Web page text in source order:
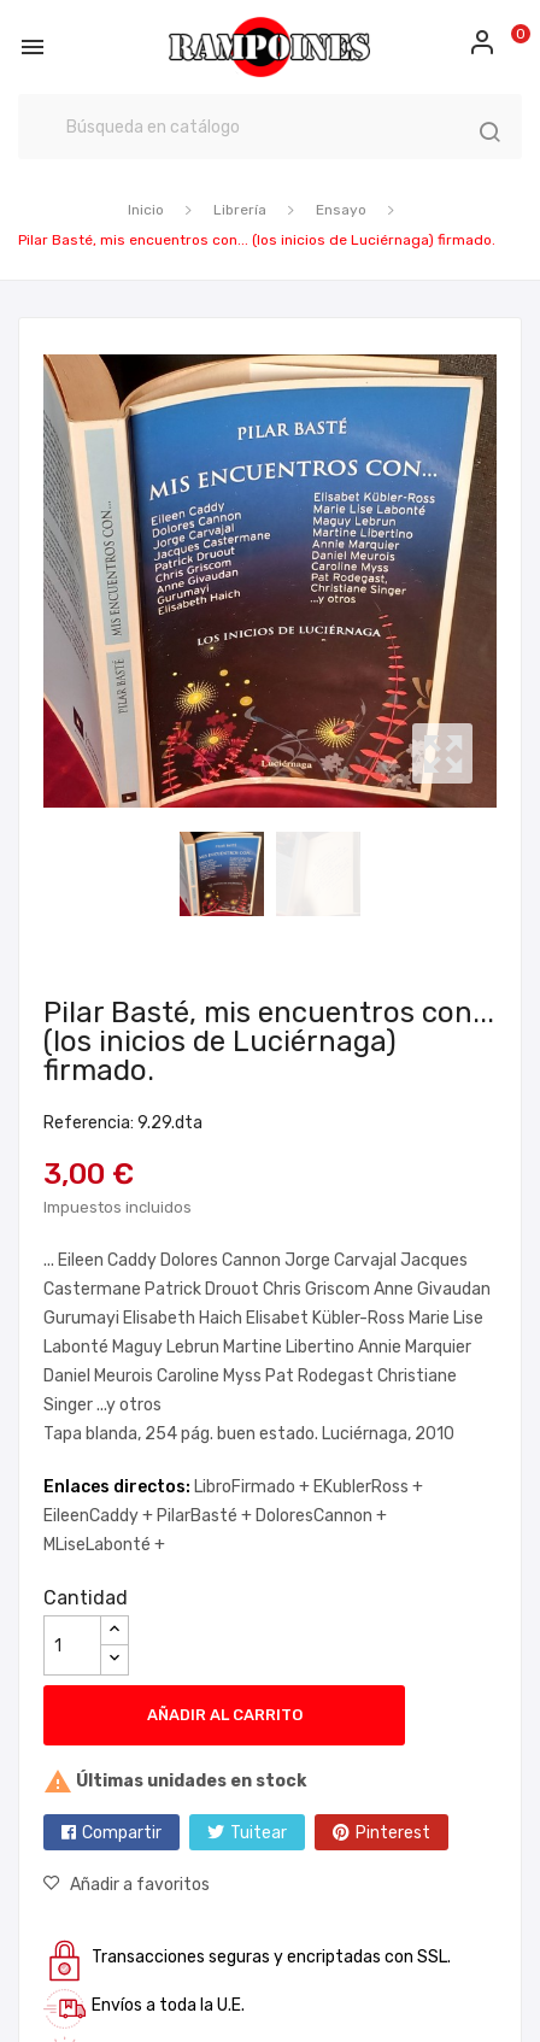
 0
Inicio Librería
Ensayo
Pilar Basté, mis encuentros con... (los inicios de Luciérnaga) firmado.
Pilar Basté, mis encuentros con...
(los inicios de Luciérnaga)
firmado.
Referencia: 9.29.dta
3,00 €
Impuestos incluidos
... Eileen Caddy Dolores Cannon Jorge Carvajal Jacques
Castermane Patrick Drouot Chris Griscom Anne Givaudan
Gurumayi Elisabeth Haich Elisabet Kübler-Ross Marie Lise
Labonté Maguy Lebrun Martine Libertino Annie Marquier
Daniel Meurois Caroline Myss Pat Rodegast Christiane
Singer ...y otros
Tapa blanda, 254 pág. buen estado. Luciérnaga, 2010
Enlaces directos: LibroFirmado + EKublerRoss +
EileenCaddy + PilarBasté + DoloresCannon +
MLiseLabonté +
Cantidad
AÑADIR AL CARRITO
 Últimas unidades en stock
Compartir Tuitear Pinterest
Añadir a favoritos
Transacciones seguras y encriptadas con SSL.
Envíos a toda la U.E.